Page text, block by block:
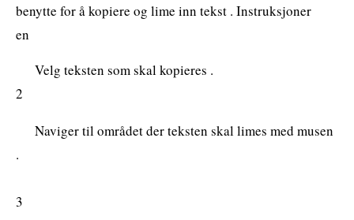
benytte for å kopiere og lime inn tekst . Instruksjoner
en
Velg teksten som skal kopieres .
2
Naviger til området der teksten skal limes med musen
.
3